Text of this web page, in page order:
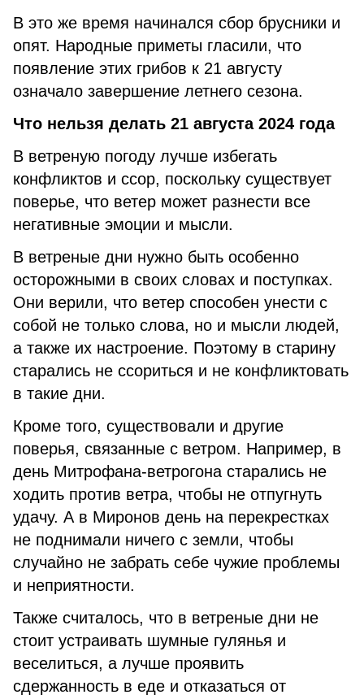
В это же время начинался сбор брусники и
опят. Народные приметы гласили, что
появление этих грибов к 21 августу
означало завершение летнего сезона.
Что нельзя делать 21 августа 2024 года
В ветреную погоду лучше избегать
конфликтов и ссор, поскольку существует
поверье, что ветер может разнести все
негативные эмоции и мысли.
В ветреные дни нужно быть особенно
осторожными в своих словах и поступках.
Они верили, что ветер способен унести с
собой не только слова, но и мысли людей,
а также их настроение. Поэтому в старину
старались не ссориться и не конфликтовать
в такие дни.
Кроме того, существовали и другие
поверья, связанные с ветром. Например, в
день Митрофана-ветрогона старались не
ходить против ветра, чтобы не отпугнуть
удачу. А в Миронов день на перекрестках
не поднимали ничего с земли, чтобы
случайно не забрать себе чужие проблемы
и неприятности.
Также считалось, что в ветреные дни не
стоит устраивать шумные гулянья и
веселиться, а лучше проявить
сдержанность в еде и отказаться от